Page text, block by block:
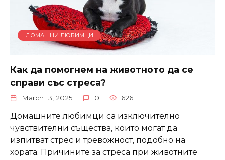
ДОМАШНИ ЛЮБИМЦИ
Как да помогнем на животното да се
справи със стреса?
March 13, 2025 0 626
Домашните любимци са изключително
чувствителни същества, които могат да
изпитват стрес и тревожност, подобно на
хората. Причините за стреса при животните